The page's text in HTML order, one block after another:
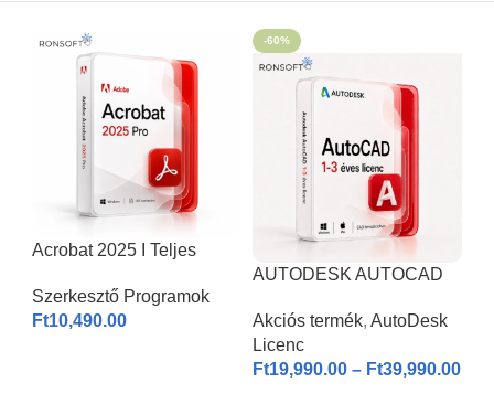
Acrobat 2025 I Teljes
Szerkesztő Programok
Ft10,490.00
-60%
AUTODESK AUTOCAD
1-3 éves licenc I
Akciós termék, AutoDesk
Licenc
Ft19,990.00 – Ft39,990.00